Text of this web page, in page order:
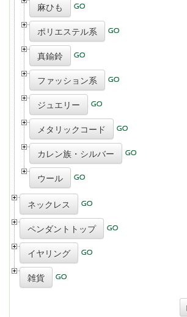
麻ひも
ポリエステル系
真鍮鈴
ファッション系
ジュエリー
メタリックコード
カレン族・シルバー
ウール
ネックレス
ペンダントトップ
イヤリング
雑貨